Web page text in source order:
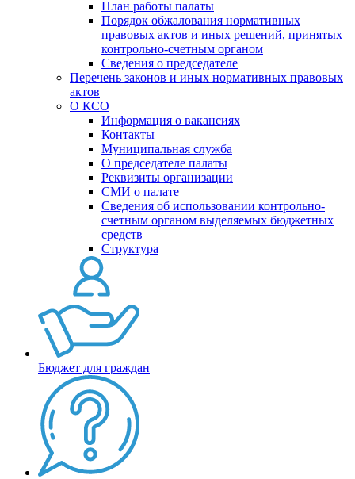
План работы палаты
Порядок обжалования нормативных
правовых актов и иных решений, принятых
контрольно-счетным органом
Сведения о председателе
Перечень законов и иных нормативных правовых
актов
О КСО
Информация о вакансиях
Контакты
Муниципальная служба
О председателе палаты
Реквизиты организации
СМИ о палате
Сведения об использовании контрольно-
счетным органом выделяемых бюджетных
средств
Структура
Бюджет для граждан